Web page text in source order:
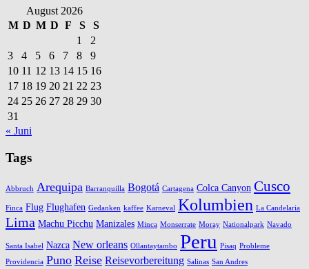
August 2026
M D M D F S
S
1
2
3
4 5 6 7 8
9
10 11 12 13 14 15 16
17 18 19 20 21 22 23
24 25 26 27 28 29 30
31
« Juni
Tags
Abbruch Arequipa Barranquilla Bogotá Cartagena Colca Canyon Cusco
Finca Flug Flughafen Gedanken kaffee Karneval Kolumbien La Candelaria
Lima Machu Picchu Manizales Minca Monserrate Moray Nationalpark Navado
Santa Isabel Nazca New orleans Ollantaytambo Peru Pisaq Probleme
Providencia Puno Reise Reisevorbereitung Salinas San Andres